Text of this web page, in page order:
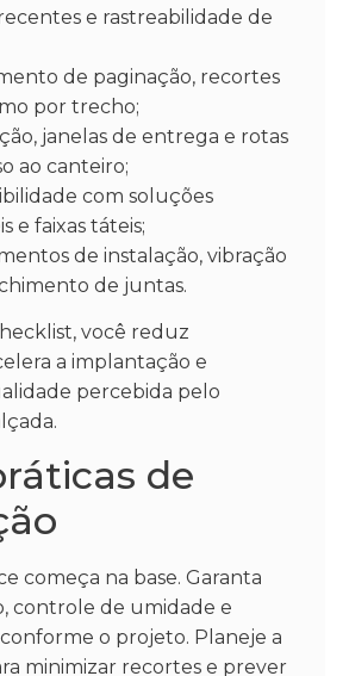
e rastreabilidade de
de paginação, recortes
por trecho;
janelas de entrega e rotas
ao canteiro;
com soluções
e faixas táteis;
de instalação, vibração
de juntas.
você reduz
a implantação e
percebida pelo
de
começa na base. Garanta
controle de umidade e
o projeto. Planeje a
minimizar recortes e prever